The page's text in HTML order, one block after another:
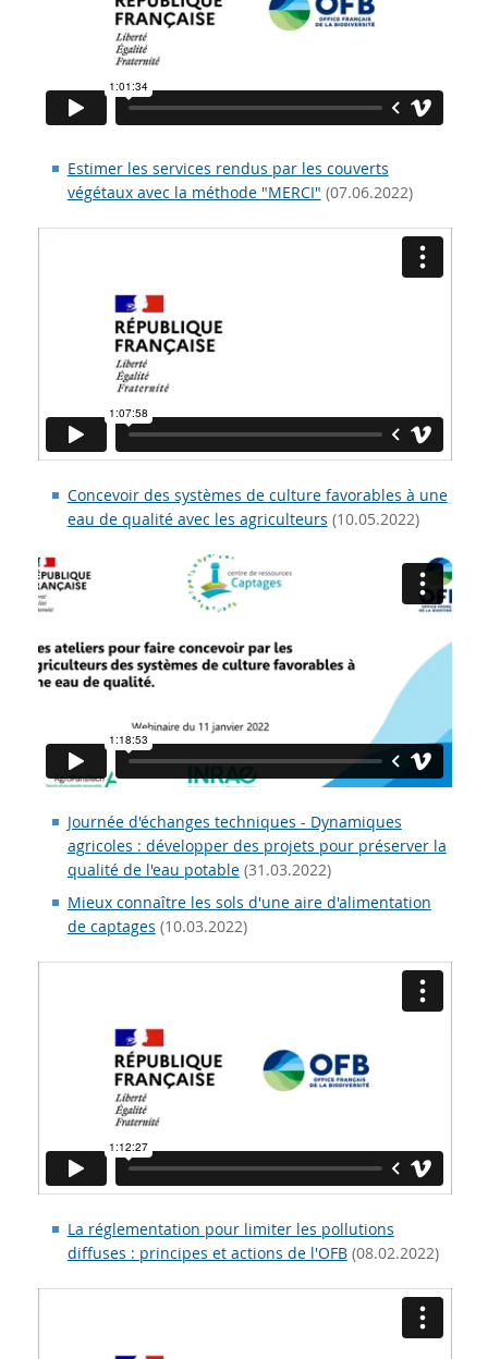
Estimer les services rendus par les couverts
végétaux avec la méthode "MERCI" (07.06.2022)
Concevoir des systèmes de culture favorables à une
eau de qualité avec les agriculteurs (10.05.2022)
Journée d'échanges techniques - Dynamiques
agricoles : développer des projets pour préserver la
qualité de l'eau potable(31.03.2022)
Mieux connaître les sols d'une aire d'alimentation
de captages (10.03.2022)
La réglementation pour limiter les pollutions
diffuses : principes et actions de l'OFB(08.02.2022)